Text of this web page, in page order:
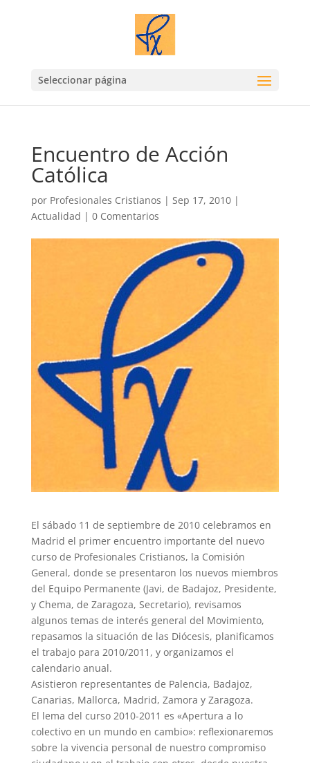
Seleccionar página
Encuentro de Acción
Católica
por Profesionales Cristianos | Sep 17, 2010|
Actualidad | 0 Comentarios
El sábado 11 de septiembre de 2010 celebramos en
Madrid el primer encuentro importante del nuevo
curso de Profesionales Cristianos, la Comisión
General, donde se presentaron los nuevos miembros
del Equipo Permanente (Javi, de Badajoz, Presidente,
y Chema, de Zaragoza, Secretario), revisamos
algunos temas de interés general del Movimiento,
repasamos la situación de las Diócesis, planificamos
el trabajo para 2010/2011, y organizamos el
calendario anual.
Asistieron representantes de Palencia, Badajoz,
Canarias, Mallorca, Madrid, Zamora y Zaragoza.
El lema del curso 2010-2011 es «Apertura a lo
colectivo en un mundo en cambio»: reflexionaremos
sobre la vivencia personal de nuestro compromiso